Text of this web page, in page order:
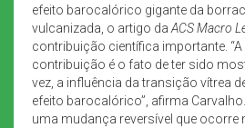
efeito barocalórico gigante da
vulcanizada, o artigo da ACS Macro
contribuição científica importante.
contribuição é o fato de ter sido
vez, a influência da transição vítrea
efeito barocalórico”, afirma
uma mudança reversível que ocorre